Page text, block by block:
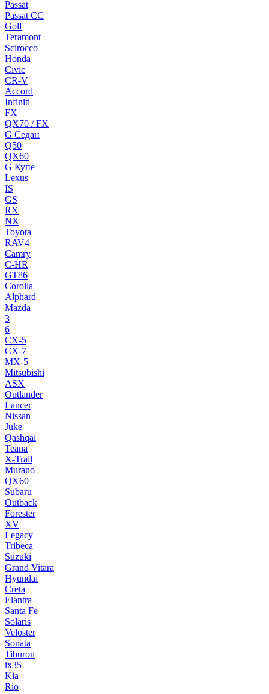
Passat
Passat CC
Golf
Teramont
Scirocco
Honda
Civic
CR-V
Accord
Infiniti
FX
QX70 / FX
G Cедан
Q50
QX60
G Купе
Lexus
IS
GS
RX
NX
Toyota
RAV4
Camry
C-HR
GT86
Corolla
Alphard
Mazda
3
6
CX-5
CX-7
MX-5
Mitsubishi
ASX
Outlander
Lancer
Nissan
Juke
Qashqai
Teana
X-Trail
Murano
QX60
Subaru
Outback
Forester
XV
Legacy
Tribeca
Suzuki
Grand Vitara
Hyundai
Creta
Elantra
Santa Fe
Solaris
Veloster
Sonata
Tiburon
ix35
Kia
Rio